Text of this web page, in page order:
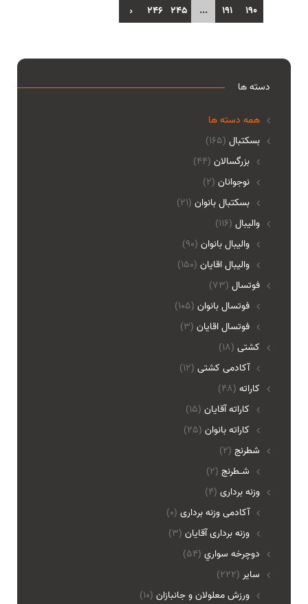
190
191
...
245
246
›
دسته ها
همه دسته ها
(165) بسکتبال
بزرگسالان (44)
نوجوانان (2)
بسکتبال بانوان (21)
(116) والیبال
واليبال بانوان (90)
واليبال اقايان (150)
(73) فوتسال
فوتسال بانوان (105)
فوتسال اقايان (3)
(18) کشتی
آکادمی کشتی (12)
(48) کاراته
کاراته آقایان (15)
کاراته بانوان (25)
(2) شطرنج
شـطرنج (2)
(4) وزنه برداری
آکادمی وزنه برداری (0)
وزنه برداری آقایان (3)
(54) دوچرخه سواري
(222) ساير
ورزش معلولان و جانبازان (10)